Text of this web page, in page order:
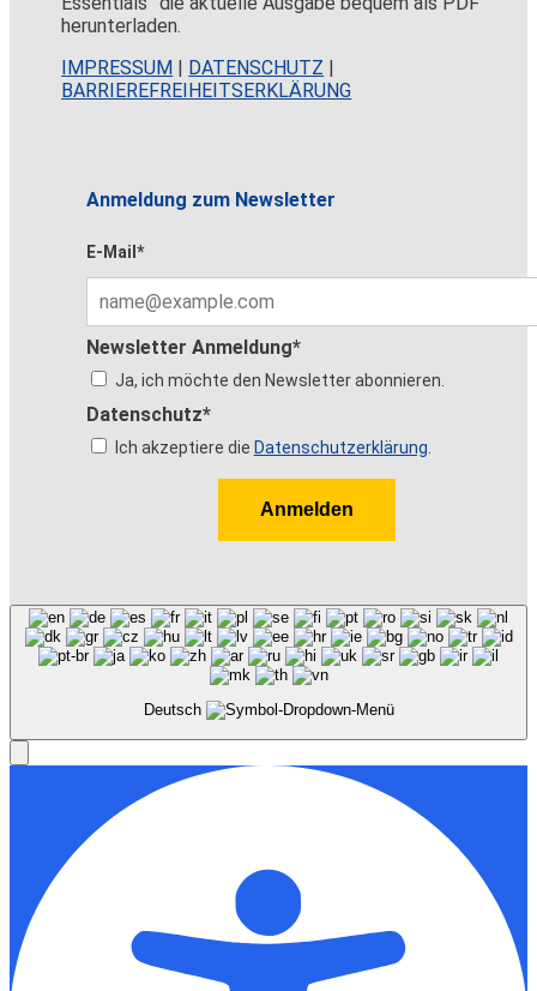
herunterladen.
IMPRESSUM
DATENSCHUTZ
BARRIEREFREIHEITSERKLÄRUNG
Anmeldung zum Newsletter
E-Mail*
Newsletter Anmeldung*
Ja, ich möchte den Newsletter abonnieren.
Datenschutz*
Ich akzeptiere die Datenschutzerklärung.
Anmelden
Deutsch